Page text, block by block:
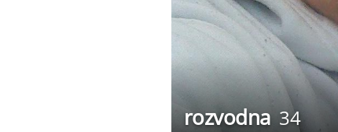
rozvodna 34